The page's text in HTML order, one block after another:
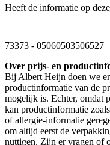
Heeft de informatie op
73373 - 05060503506527
Over prijs- en
Bij Albert Heijn doen we er
productinformatie van de
mogelijk is. Echter, omdat
kan productinformatie
of allergie-informatie
om altijd eerst de
nuttigen. Zijn er vragen of